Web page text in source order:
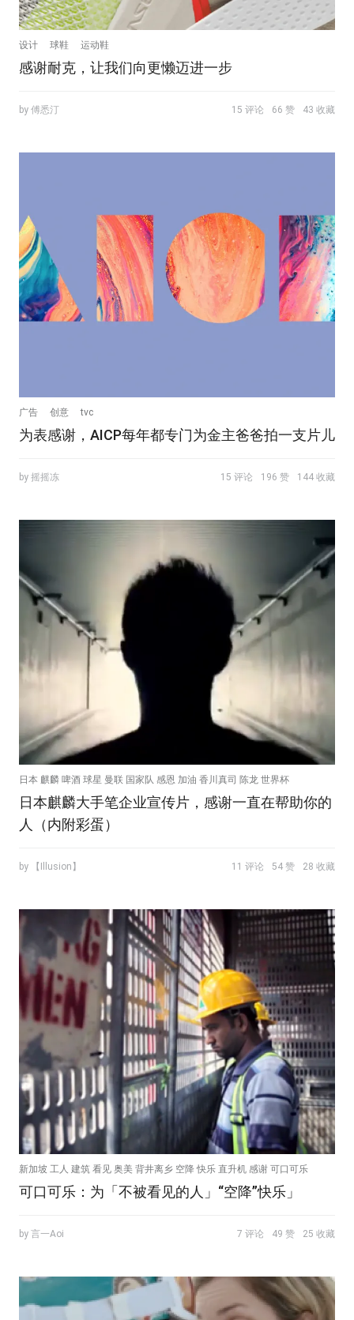
设计 球鞋 运动鞋
感谢耐克，让我们向更懒迈进一步
by 傅悉汀 15 评论 66 赞 43 收藏
广告 创意 tvc
为表感谢，AICP每年都专门为金主爸爸拍一支片儿
by 摇摇冻 15 评论 196 赞 144 收藏
日本 麒麟 啤酒 球星 曼联 国家队 感恩 加油 香川真司 陈龙 世界杯
日本麒麟大手笔企业宣传片，感谢一直在帮助你的
人（内附彩蛋）
by 【Illusion】 11 评论 54 赞 28 收藏
新加坡 工人 建筑 看见 奥美 背井离乡 空降 快乐 直升机 感谢 可口可乐
可口可乐：为「不被看见的人」“空降”快乐」
by 言一Aoi 7 评论 49 赞 25 收藏